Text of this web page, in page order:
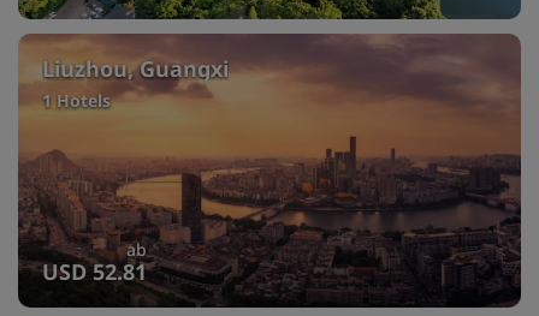
Liuzhou, Guangxi
1 Hotels
ab
USD 52.81